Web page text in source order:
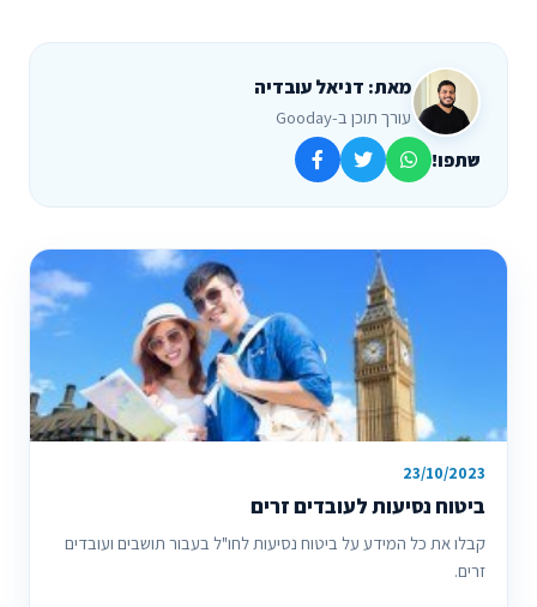
מאת: דניאל עובדיה
עורך תוכן ב-Gooday
שתפו!
23/10/2023
ביטוח נסיעות לעובדים זרים
קבלו את כל המידע על ביטוח נסיעות לחו"ל בעבור תושבים ועובדים
זרים.